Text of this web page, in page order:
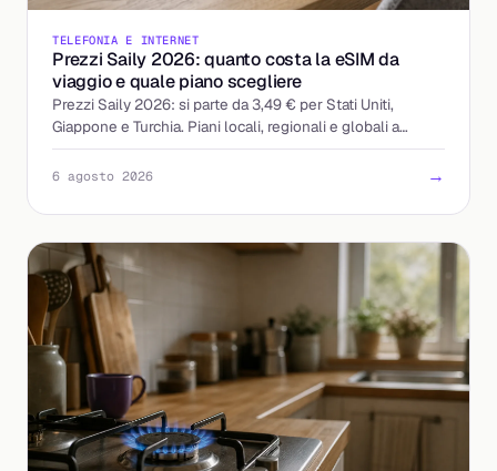
TELEFONIA E INTERNET
Prezzi Saily 2026: quanto costa la eSIM da
viaggio e quale piano scegliere
Prezzi Saily 2026: si parte da 3,49 € per Stati Uniti,
Giappone e Turchia. Piani locali, regionali e globali a
confronto, con i GB che servono davvero.
6 agosto 2026 →